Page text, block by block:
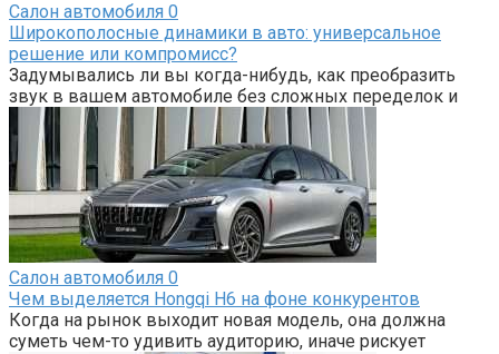
Салон автомобиля 0
Широкополосные динамики в авто: универсальное
решение или компромисс?
Задумывались ли вы когда-нибудь, как преобразить
звук в вашем автомобиле без сложных переделок и
Салон автомобиля 0
Чем выделяется Hongqi H6 на фоне конкурентов
Когда на рынок выходит новая модель, она должна
суметь чем-то удивить аудиторию, иначе рискует